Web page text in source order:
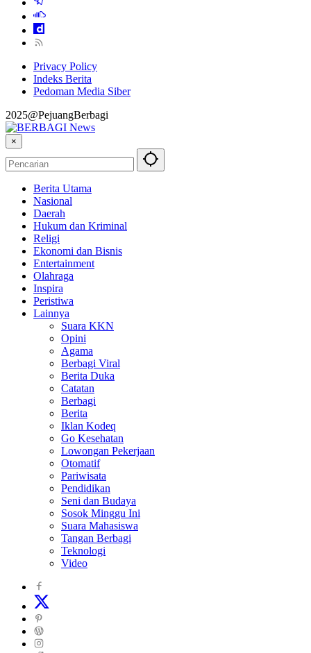
Privacy Policy
Indeks Berita
Pedoman Media Siber
2025@PejuangBerbagi
×
Berita Utama
Nasional
Daerah
Hukum dan Kriminal
Religi
Ekonomi dan Bisnis
Entertainment
Olahraga
Inspira
Peristiwa
Lainnya
Suara KKN
Opini
Agama
Berbagi Viral
Berita Duka
Catatan
Berbagi
Berita
Iklan Kodeq
Go Kesehatan
Lowongan Pekerjaan
Otomatif
Pariwisata
Pendidikan
Seni dan Budaya
Sosok Minggu Ini
Suara Mahasiswa
Tangan Berbagi
Teknologi
Video